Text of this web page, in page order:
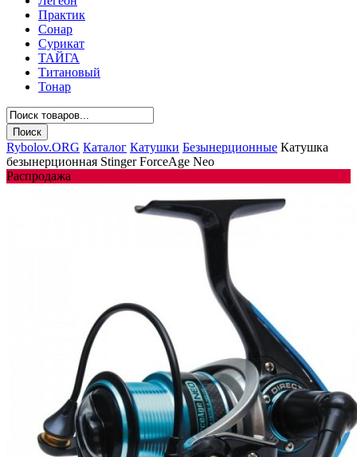
Практик
Сонар
Сурикат
ТАЙГА
Титановый
Тонар
Rybolov.ORG Каталог Катушки Безынерционные Катушка
безынерционная Stinger ForceAge Neo
Распродажа